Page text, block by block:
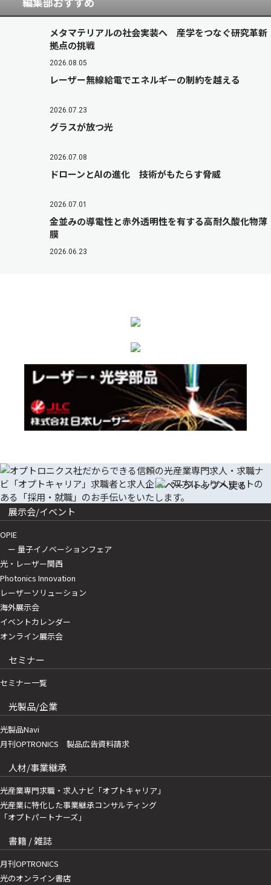
メタマテリアルの社会実装へ 産学をつなぐ研究革新
拠点の挑戦
2026.08.05
レーザー無線給電でエネルギーの制約を越える
2026.07.23
グラスが放つ光
2026.07.08
ドローンとAIの進化 技術がもたらす脅威
2026.07.01
金並みの導電性と赤外透明性を有する高耐久酸化物薄
膜
2026.06.23
展示会/イベント
OPIE
ー 量子イノベーションフェア
光・レーザー関西
Photonics Innovation
レーザーソリューション
海外展示会
イベントカレンダー
オンライン展示会
セミナー
セミナー一覧
光製品/企業
光製品Navi
月刊OPTRONICS 製品広告資料請求
人材/事業継承
光産業専門求職・求人ナビ「オプトキャリア」
光産業に特化した事業継承コンサルティング
「オプトパートナーズ」
書籍 / 雑誌
月刊OPTRONICS
光のオンライン書店